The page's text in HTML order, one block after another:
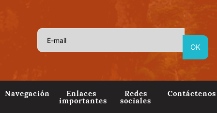
Navegación Enlaces
importantes
Redes
sociales
Contáctenos